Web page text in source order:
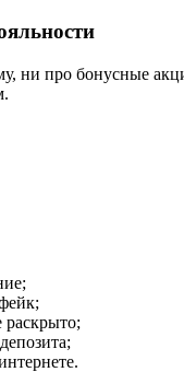
ни про бонусные
раскрыто;